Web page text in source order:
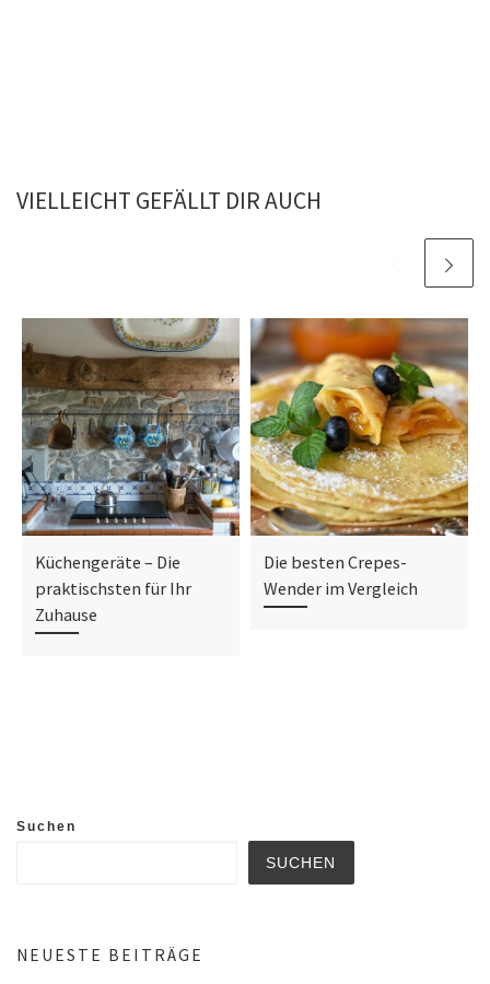
VIELLEICHT GEFÄLLT DIR AUCH
Küchengeräte – Die
praktischsten für Ihr
Zuhause
Die besten Crepes-
Wender im Vergleich
Suchen
SUCHEN
NEUESTE BEITRÄGE